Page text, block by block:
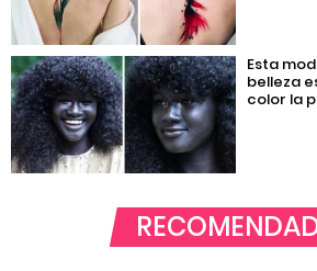
Esta
belleza
color la